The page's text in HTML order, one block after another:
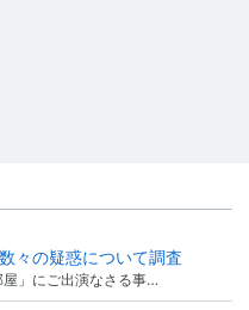
々の疑惑について調査
」にご出演なさる事…